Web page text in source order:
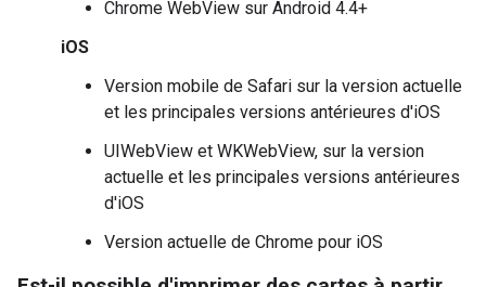
Chrome WebView sur Android 4.4+
iOS
Version mobile de Safari sur la version actuelle
et les principales versions antérieures d'iOS
UIWebView et WKWebView, sur la version
actuelle et les principales versions antérieures
d'iOS
Version actuelle de Chrome pour iOS